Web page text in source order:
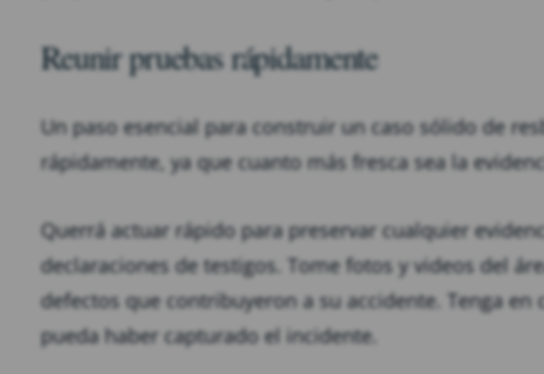
Reunir pruebas rápidamente
Un paso esencial para construir un caso sólido de
rápidamente, ya que cuanto más fresca sea la
Querrá actuar rápido para preservar cualquier
declaraciones de testigos. Tome fotos y videos del
defectos que contribuyeron a su accidente. Tenga
pueda haber capturado el incidente.